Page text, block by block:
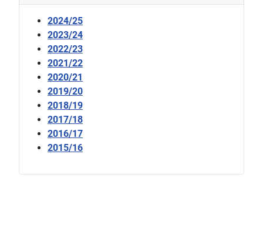
2024/25
2023/24
2022/23
2021/22
2020/21
2019/20
2018/19
2017/18
2016/17
2015/16